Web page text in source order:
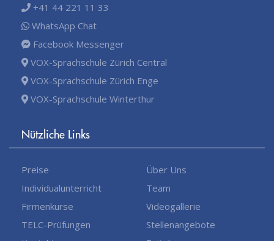
+41 44 221 11 33
WhatsApp Chat
Facebook Messenger
VOX-Sprachschule Zürich Central
VOX-Sprachschule Zürich Enge
VOX-Sprachschule Winterthur
Nützliche Links
Preise
Individualunterricht
Firmenkurse
TELC-Prüfungen
Über Uns
Team
Videogallerie
Stellenangebote